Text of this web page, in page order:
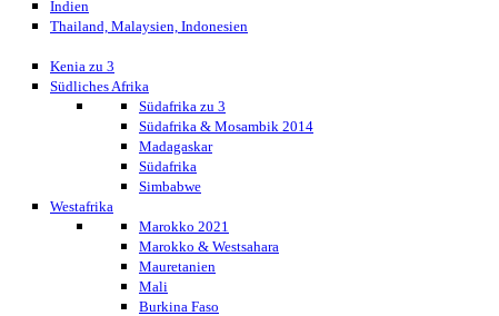
Indien
Thailand, Malaysien, Indonesien
Kenia zu 3
Südliches Afrika
Südafrika zu 3
Südafrika & Mosambik 2014
Madagaskar
Südafrika
Simbabwe
Westafrika
Marokko 2021
Marokko & Westsahara
Mauretanien
Mali
Burkina Faso